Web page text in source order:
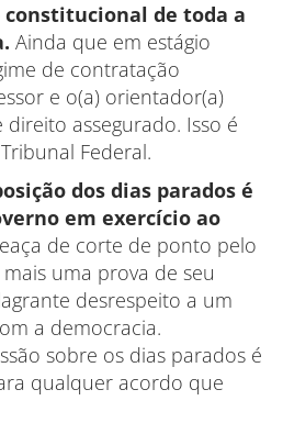
de toda a
Ainda que em estágio
de contratação
e o(a) orientador(a)
assegurado. Isso é
Federal.
dos dias parados é
em exercício ao
de corte de ponto pelo
uma prova de seu
desrespeito a um
a democracia.
sobre os dias parados é
qualquer acordo que